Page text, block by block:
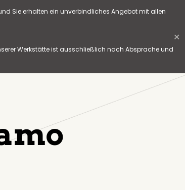
Sie erhalten ein unverbindliches Angebot mit allen
Werkstätte ist ausschließlich nach Absprache und
✕